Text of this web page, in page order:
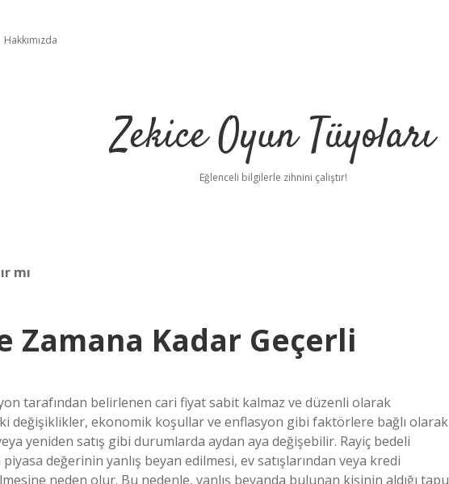
Hakkımızda
Zekice Oyun Tüyoları
Eğlenceli bilgilerle zihnini çalıştır!
mı
Zamana Kadar Geçerli
tarafından belirlenen cari fiyat sabit kalmaz ve düzenli olarak
değişiklikler, ekonomik koşullar ve enflasyon gibi faktörlere bağlı olarak
yeniden satış gibi durumlarda aydan aya değişebilir. Rayiç bedeli
değerinin yanlış beyan edilmesi, ev satışlarından veya kredi
neden olur. Bu nedenle, yanlış beyanda bulunan kişinin aldığı tapu